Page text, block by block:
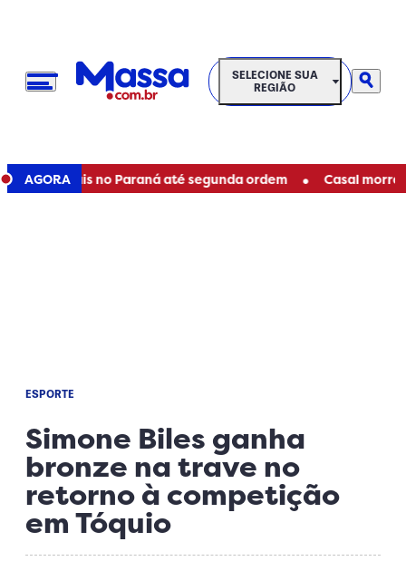
SELECIONE SUA REGIÃO
SELECIONE SUA
REGIÃO
AGORAno Paraná até segunda ordem • Casal morre
ESPORTE
Simone Biles ganha
bronze na trave no
retorno à competição
em Tóquio